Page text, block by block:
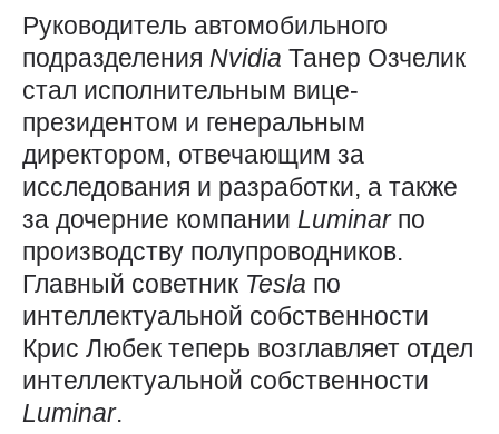
Руководитель автомобильного
подразделения Nvidia Танер Озчелик
стал исполнительным вице-
президентом и генеральным
директором, отвечающим за
исследования и разработки, а также
за дочерние компании Luminarпо
производству полупроводников.
Главный советник Tesla по
интеллектуальной собственности
Крис Любек теперь возглавляет отдел
интеллектуальной собственности
Luminar.